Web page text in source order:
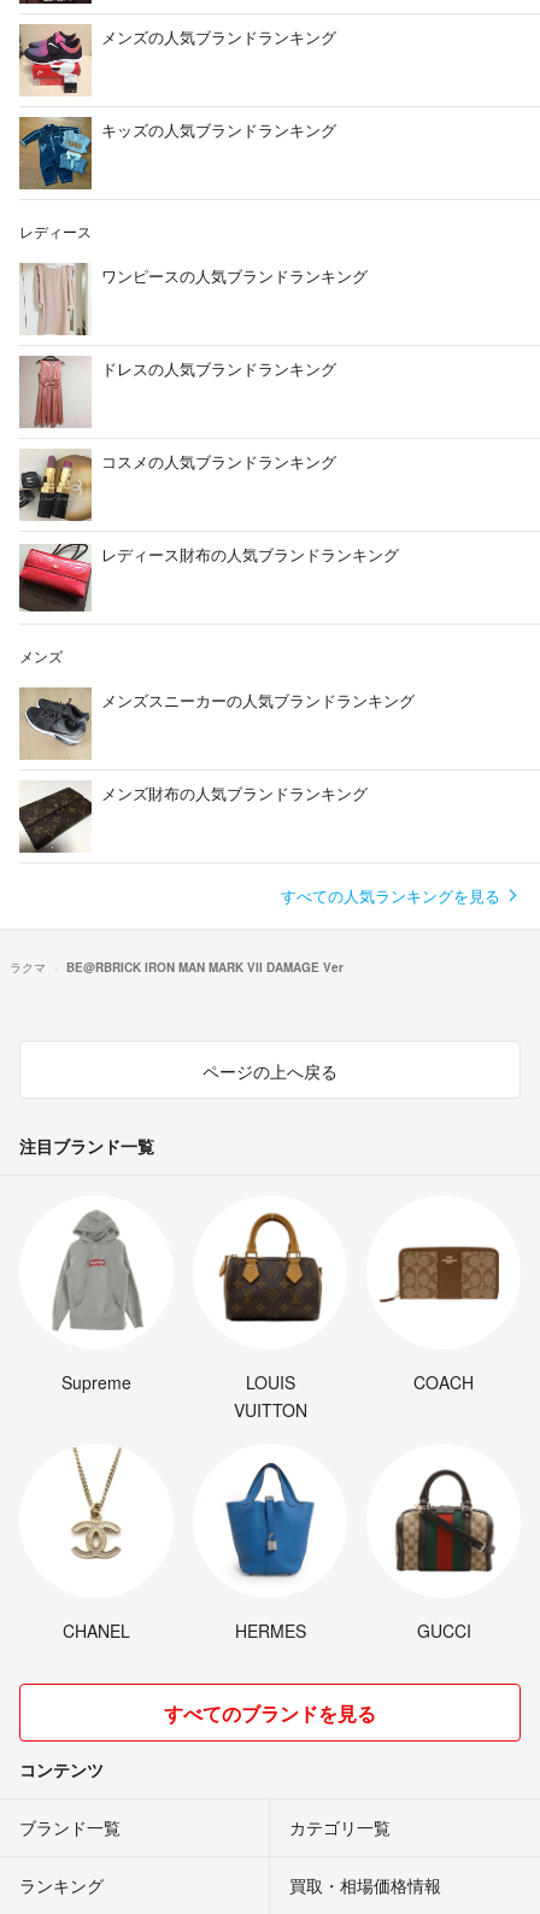
メンズの人気ブランドランキング
キッズの人気ブランドランキング
レディース
ワンピースの人気ブランドランキング
ドレスの人気ブランドランキング
コスメの人気ブランドランキング
レディース財布の人気ブランドランキング
メンズ
メンズスニーカーの人気ブランドランキング
メンズ財布の人気ブランドランキング
すべての人気ランキングを見る
ラクマ BE@RBRICK IRON MAN MARK VII DAMAGE Ver
ページの上へ戻る
注目ブランド一覧
Supreme
LOUIS
VUITTON
COACH
CHANEL HERMES GUCCI
すべてのブランドを見る
コンテンツ
ブランド一覧 カテゴリ一覧
ランキング 買取・相場価格情報